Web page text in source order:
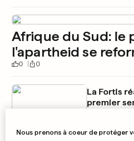
Afrique du Sud: le
l'apartheid se
0 0
La Fortis
premier
Nous prenons à coeur de protéger